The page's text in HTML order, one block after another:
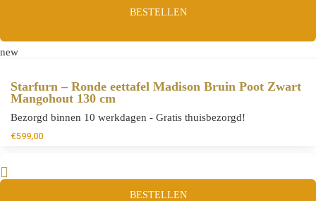
BESTELLEN
new
Starfurn – Ronde eettafel Madison Bruin Poot Zwart
Mangohout 130 cm
Bezorgd binnen 10 werkdagen - Gratis thuisbezorgd!
€599,00
BESTELLEN